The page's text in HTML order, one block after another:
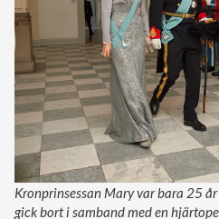
Kronprinsessan Mary var bara 25
gick bort i samband med en